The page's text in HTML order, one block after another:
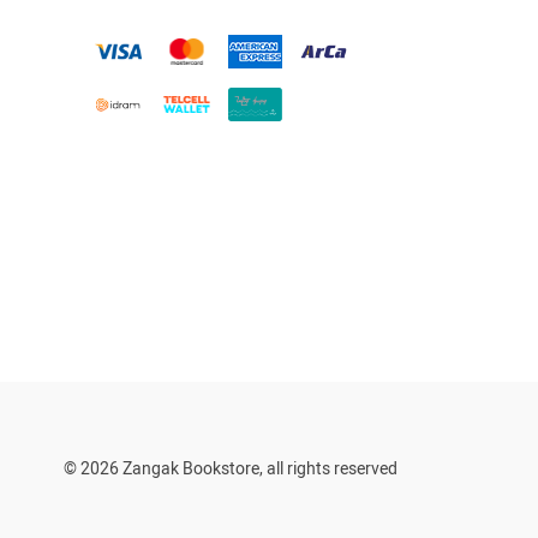
© 2026 Zangak Bookstore, all rights reserved